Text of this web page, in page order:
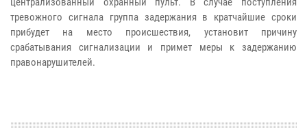
тревожного сигнала группа задержания в кратчайшие сроки
прибудет на место происшествия, установит причину
срабатывания сигнализации и примет меры к задержанию
правонарушителей.